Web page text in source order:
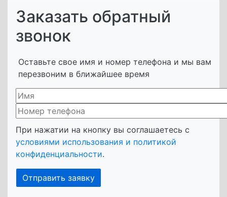
Заказать обратный
звонок
Оставьте свое имя и номер телефона и мы вам
перезвоним в ближайшее время
При нажатии на кнопку вы соглашаетесь с
условиями использования и политикой
конфиденциальности.